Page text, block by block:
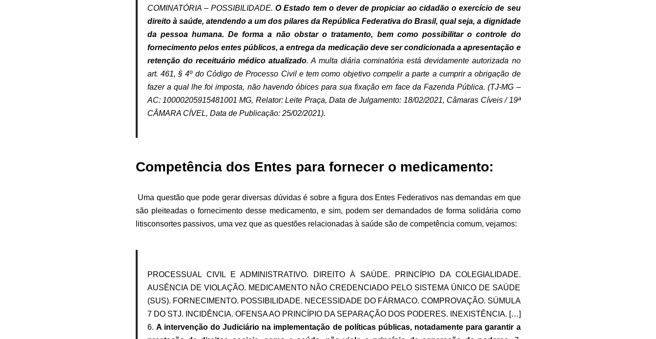
COMINATÓRIA – POSSIBILIDADE.O Estado tem o dever de propiciar ao cidadão o exercício de seu
direito à saúde, atendendo a um dos pilares da República Federativa do Brasil, qual seja, a dignidade
da pessoa humana. De forma a não obstar o tratamento, bem como possibilitar o controle do
fornecimento pelos entes públicos, a entrega da medicação deve ser condicionada a apresentação e
retenção do receituário médico atualizado. A multa diária cominatória está devidamente autorizada no
art. 461, § 4º do Código de Processo Civil e tem como objetivo compelir a parte a cumprir a obrigação de
fazer a qual lhe foi imposta, não havendo óbices para sua fixação em face da Fazenda Pública. (TJ-MG –
AC: 10000205915481001 MG, Relator: Leite Praça, Data de Julgamento: 18/02/2021, Câmaras Cíveis / 19ª
CÂMARA CÍVEL, Data de Publicação: 25/02/2021).
Competência dos Entes para fornecer o medicamento:
Uma questão que pode gerar diversas dúvidas é sobre a figura dos Entes Federativos nas demandas em que
são pleiteadas o fornecimento desse medicamento, e sim, podem ser demandados de forma solidária como
litisconsortes passivos, uma vez que as questões relacionadas à saúde são de competência comum, vejamos:
PROCESSUAL CIVIL E ADMINISTRATIVO. DIREITO À SAÚDE. PRINCÍPIO DA COLEGIALIDADE.
AUSÊNCIA DE VIOLAÇÃO. MEDICAMENTO NÃO CREDENCIADO PELO SISTEMA ÚNICO DE SAÚDE
(SUS). FORNECIMENTO. POSSIBILIDADE. NECESSIDADE DO FÁRMACO. COMPROVAÇÃO. SÚMULA
7 DO STJ. INCIDÊNCIA. OFENSA AO PRINCÍPIO DA SEPARAÇÃO DOS PODERES. INEXISTÊNCIA. […]
6. A intervenção do Judiciário na implementação de políticas públicas, notadamente para garantir a